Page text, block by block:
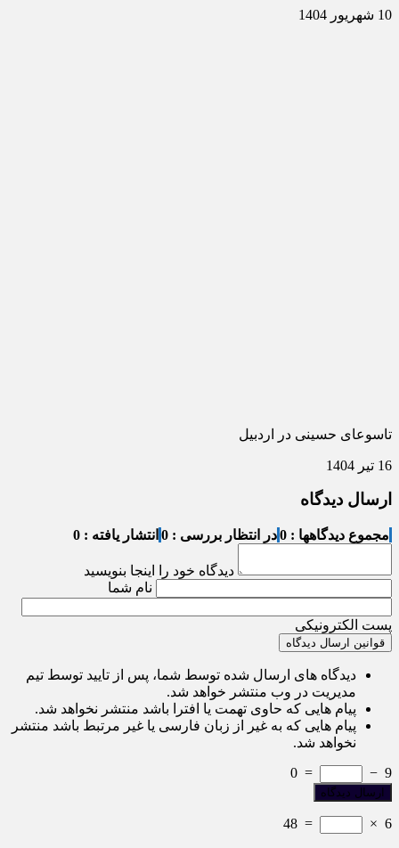
10 شهریور 1404
تاسوعای حسینی در اردبیل
16 تیر 1404
ارسال دیدگاه
مجموع دیدگاهها : 0 در انتظار بررسی : 0 انتشار یافته : 0
دیدگاه خود را اینجا بنویسید
نام شما
پست الکترونیکی
قوانین ارسال دیدگاه
دیدگاه های ارسال شده توسط شما، پس از تایید توسط تیم
مدیریت در وب منتشر خواهد شد.
پیام هایی که حاوی تهمت یا افترا باشد منتشر نخواهد شد.
پیام هایی که به غیر از زبان فارسی یا غیر مرتبط باشد منتشر
نخواهد شد.
9
−
=
0
6
×
=
48